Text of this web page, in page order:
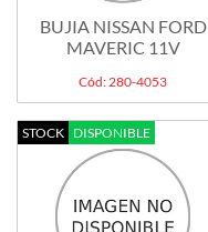
BUJIA NISSAN FORD
MAVERIC 11V
Cód: 280-4053
STOCK DISPONIBLE